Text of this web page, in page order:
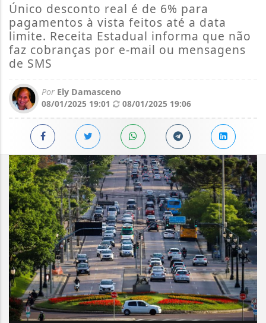
Único desconto real é de 6% para
pagamentos à vista feitos até a data
limite. Receita Estadual informa que não
faz cobranças por e-mail ou mensagens
de SMS
Por Ely Damasceno
08/01/2025 19:01
08/01/2025 19:06